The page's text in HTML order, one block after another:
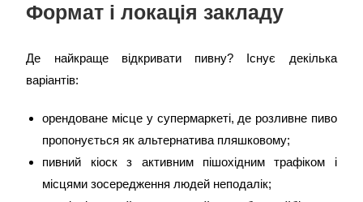
Формат і локація закладу
Де найкраще відкривати пивну? Існує декілька
варіантів:
орендоване місце у супермаркеті, де розливне пиво
пропонується як альтернатива пляшковому;
пивний кіоск з активним пішохідним трафіком і
місцями зосередження людей неподалік;